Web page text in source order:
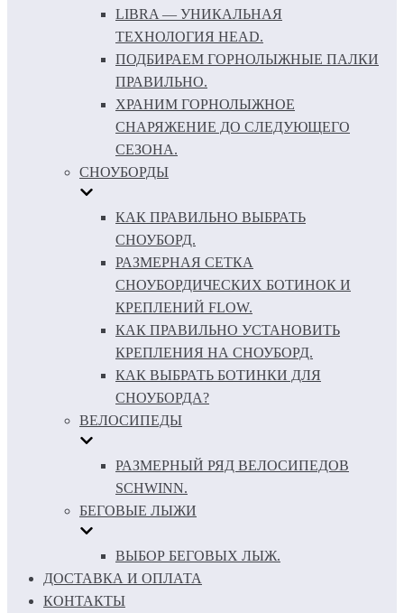
LIBRA — УНИКАЛЬНАЯ
ТЕХНОЛОГИЯ HEAD.
ПОДБИРАЕМ ГОРНОЛЫЖНЫЕ ПАЛКИ
ПРАВИЛЬНО.
ХРАНИМ ГОРНОЛЫЖНОЕ
СНАРЯЖЕНИЕ ДО СЛЕДУЮЩЕГО
СЕЗОНА.
СНОУБОРДЫ
КАК ПРАВИЛЬНО ВЫБРАТЬ
СНОУБОРД.
РАЗМЕРНАЯ СЕТКА
СНОУБОРДИЧЕСКИХ БОТИНОК И
КРЕПЛЕНИЙ FLOW.
КАК ПРАВИЛЬНО УСТАНОВИТЬ
КРЕПЛЕНИЯ НА СНОУБОРД.
КАК ВЫБРАТЬ БОТИНКИ ДЛЯ
СНОУБОРДА?
ВЕЛОСИПЕДЫ
РАЗМЕРНЫЙ РЯД ВЕЛОСИПЕДОВ
SCHWINN.
БЕГОВЫЕ ЛЫЖИ
ВЫБОР БЕГОВЫХ ЛЫЖ.
ДОСТАВКА И ОПЛАТА
КОНТАКТЫ